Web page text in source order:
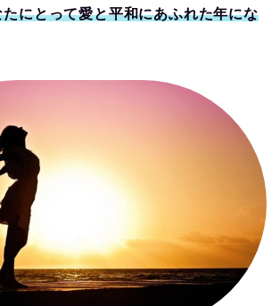
にとって愛と平和にあふれた年にな